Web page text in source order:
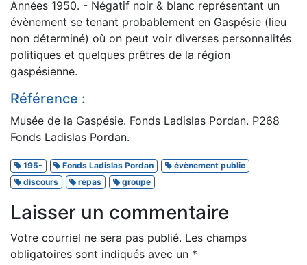
Années 1950. - Négatif noir & blanc représentant un
évènement se tenant probablement en Gaspésie (lieu
non déterminé) où on peut voir diverses personnalités
politiques et quelques prêtres de la région
gaspésienne.
Référence :
Musée de la Gaspésie. Fonds Ladislas Pordan. P268
Fonds Ladislas Pordan.
195- Fonds Ladislas Pordan
évènement public
discours
repas groupe
Laisser un commentaire
Votre courriel ne sera pas publié. Les champs
obligatoires sont indiqués avec un *